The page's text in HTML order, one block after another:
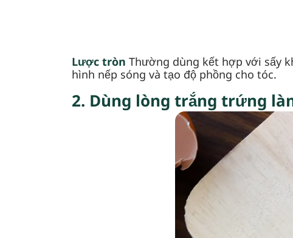
Lược tròn Thường dùng kết hợp với sấy
hình nếp sóng và tạo độ phồng cho tóc.
2. Dùng lòng trắng trứng